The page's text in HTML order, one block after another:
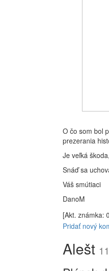
O čo som bol
prezerania
Je veľká
Snáď sa
Váš smútiaci
DanoM
[Akt. známka:
Pridať nový
Alešt